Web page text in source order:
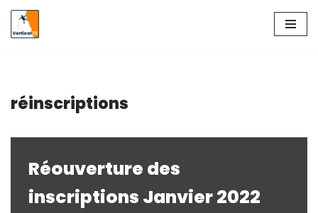
Aller
réinscriptions
Réouverture des
inscriptions Janvier 2022